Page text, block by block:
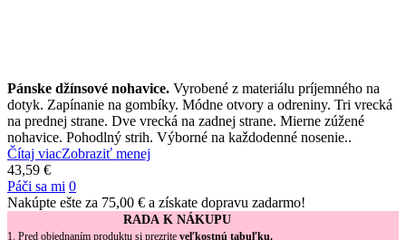
Pánske džínsové nohavice. Vyrobené z materiálu príjemného na
dotyk. Zapínanie na gombíky. Módne otvory a odreniny. Tri vrecká
na prednej strane. Dve vrecká na zadnej strane. Mierne zúžené
nohavice. Pohodlný strih. Výborné na každodenné nosenie..
Čítaj viacZobraziť menej
43,59 €
Páči sa mi 0
Nakúpte ešte za 75,00 € a získate dopravu zadarmo!
RADA K NÁKUPU
1. Pred objednaním produktu si prezrite veľkostnú tabuľku.